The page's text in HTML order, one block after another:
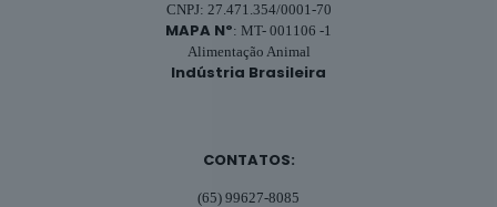
CNPJ: 27.471.354/0001-70
MAPA Nº: MT- 001106 -1
Alimentação Animal
Indústria Brasileira
CONTATOS:
(65) 99627-8085